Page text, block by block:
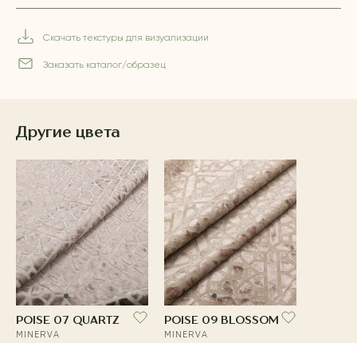
Скачать текстуры для визуализации
Заказать каталог/образец
Другие цвета
POISE 07 QUARTZ
MINERVA
POISE 09 BLOSSOM
MINERVA